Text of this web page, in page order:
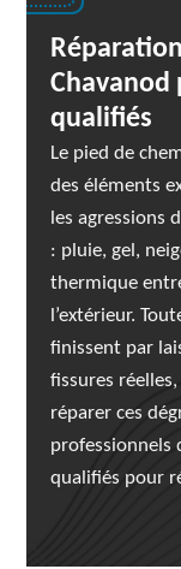
Chavanod
qualifiés
Le pied de
des éléments
les agressions
: pluie, gel,
thermique
l’extérieur.
finissent par
fissures
réparer ces
professionnels
qualifiés pour